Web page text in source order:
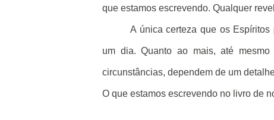
que estamos escrevendo. Qualquer
A única certeza que os
um dia. Quanto ao mais, até
circunstâncias, dependem de um
O que estamos escrevendo no livro de